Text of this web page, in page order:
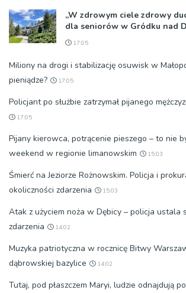
„W zdrowym ciele zdrowy
dla seniorów w Gródku nad
17:05
Miliony na drogi i stabilizację osuwisk w
pieniądze?
17:05
Policjant po służbie zatrzymał pijanego
17:05
Pijany kierowca, potrącenie pieszego – to nie
weekend w regionie limanowskim
15:03
Śmierć na Jeziorze Rożnowskim. Policja i
okoliczności zdarzenia
15:03
Atak z użyciem noża w Dębicy – policja ustala
zdarzenia
14:02
Muzyka patriotyczna w rocznicę Bitwy
dąbrowskiej bazylice
14:02
Tutaj, pod płaszczem Maryi, ludzie odnajdują